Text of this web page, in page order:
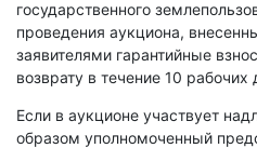
государственного
проведения аукциона,
заявителями гарантийные
возврату в течение 10 рабочих
Если в аукционе участвует
образом уполномоченный